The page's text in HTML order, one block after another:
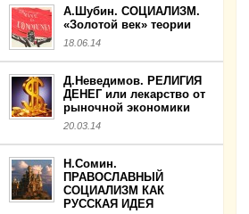
А.Шубин. СОЦИАЛИЗМ.
«Золотой век» теории
18.06.14
Д.Неведимов. РЕЛИГИЯ
ДЕНЕГ или лекарство от
рыночной экономики
20.03.14
Н.Сомин.
ПРАВОСЛАВНЫЙ
СОЦИАЛИЗМ КАК
РУССКАЯ ИДЕЯ